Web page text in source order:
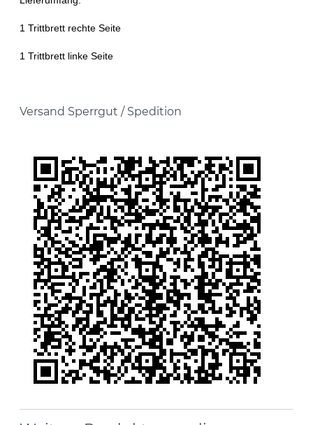
1 Trittbrett rechte Seite
1 Trittbrett linke Seite
Versand Sperrgut / Spedition